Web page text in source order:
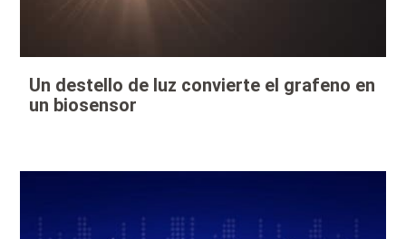
Un destello de luz convierte el grafeno en
un biosensor